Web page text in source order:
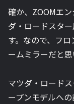
確か、ZOOMエ
ダ・ロードスタ
す。なので、フ
ームミラーだと思
マツダ・ロード
ープンモデルへ